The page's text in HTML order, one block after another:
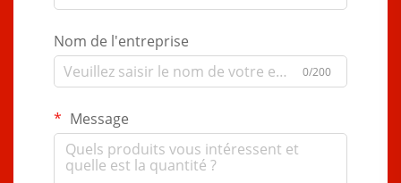
Nom de l'entreprise
0/200
Message